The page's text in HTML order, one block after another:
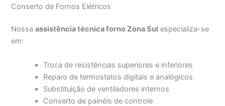
Conserto de Fornos Elétricos
Nossaassistência técnica forno Zona Sul especializa-se
em:
Troca de resistências superiores e inferiores
Reparo de termostatos digitais e analógicos
Substituição de ventiladores internos
Conserto de painéis de controle